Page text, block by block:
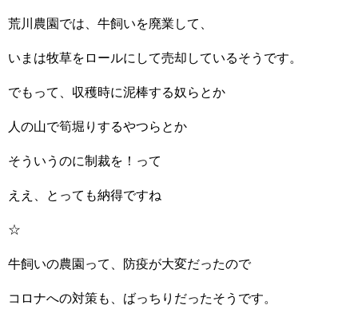
荒川農園では、牛飼いを廃業して、
いまは牧草をロールにして売却しているそうです。
でもって、収穫時に泥棒する奴らとか
人の山で筍堀りするやつらとか
そういうのに制裁を！って
ええ、とっても納得ですね
☆
牛飼いの農園って、防疫が大変だったので
コロナへの対策も、ばっちりだったそうです。